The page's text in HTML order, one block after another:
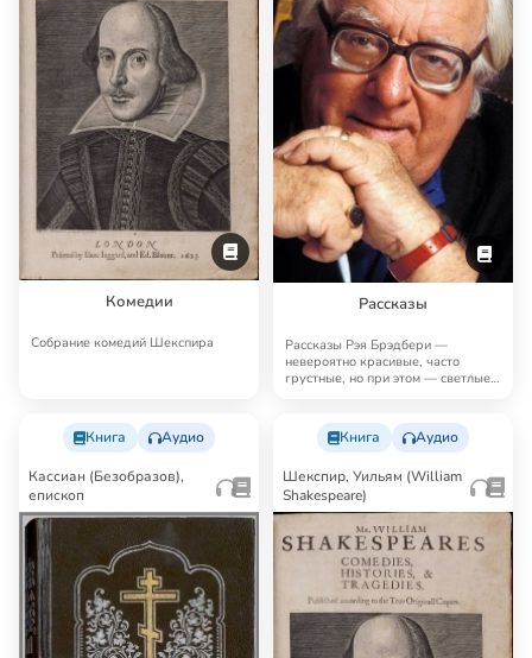
Комедии
Собрание комедий Шекспира
Рассказы
Рассказы Рэя Брэдбери —
невероятно красивые, часто
грустные, но при этом — светлые,
Книга Аудио
Кассиан (Безобразов),
епископ
Книга Аудио
Шекспир, Уильям (William
Shakespeare)